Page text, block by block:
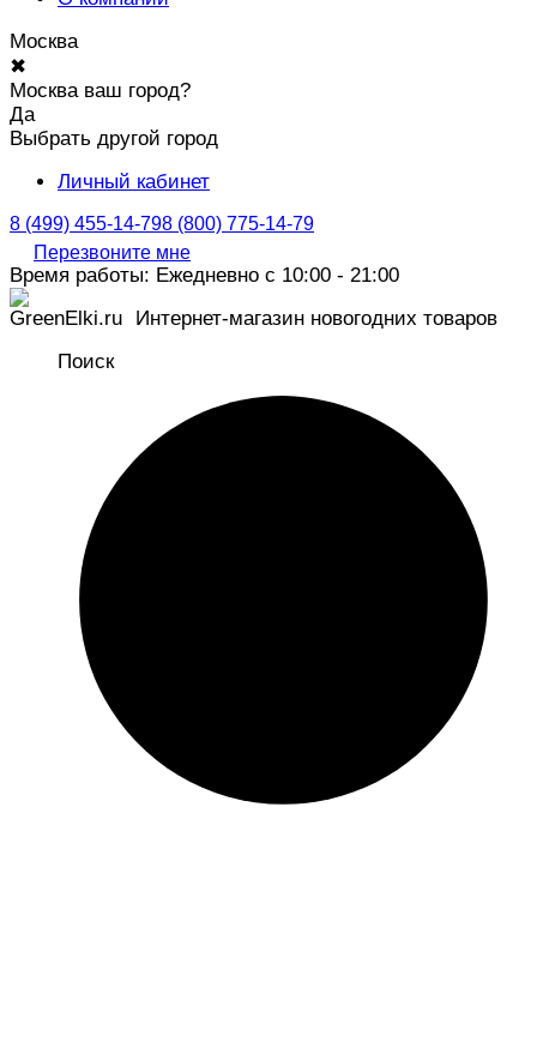
Москва
✖
Москва ваш город?
Да
Выбрать другой город
Личный кабинет
8 (499) 455-14-798 (800) 775-14-79
Перезвоните мне
Время работы: Ежедневно с 10:00 - 21:00
Интернет-магазин новогодних товаров
Поиск